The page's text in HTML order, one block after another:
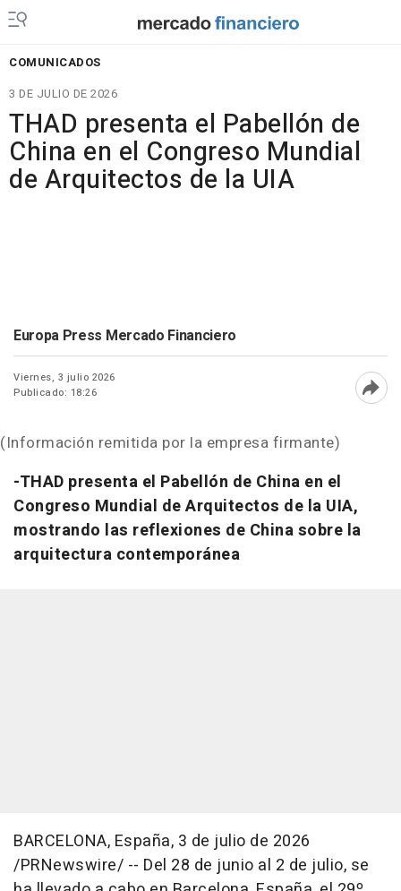
COMUNICADOS
3 DE JULIO DE 2026
THAD presenta el Pabellón de
China en el Congreso Mundial
de Arquitectos de la UIA
Europa Press Mercado Financiero
Viernes, 3 julio 2026
Publicado: 18:26
(Información remitida por la empresa firmante)
-THAD presenta el Pabellón de China en el
Congreso Mundial de Arquitectos de la UIA,
mostrando las reflexiones de China sobre la
arquitectura contemporánea
BARCELONA, España, 3 de julio de 2026
/PRNewswire/ -- Del 28 de junio al 2 de julio, se